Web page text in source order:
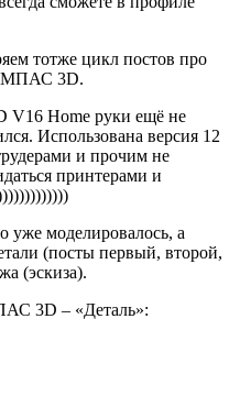
тотже цикл постов про
3D.
Home руки ещё не
Использована версия 12
и прочим не
принтерами и
уже моделировалось, а
(посты первый, второй,
(эскиза).
3D – «Деталь»: